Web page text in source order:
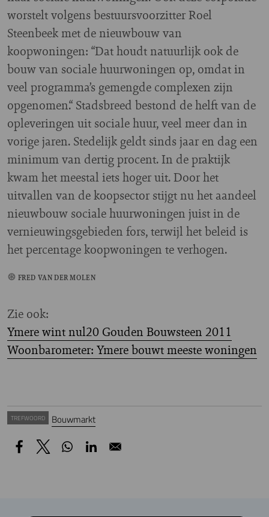
worstelt volgens bestuursvoorzitter Roel
Steenbeek met de nieuwbouw van
koopwoningen: “Dat houdt natuurlijk ook de
bouw van sociale huurwoningen op, omdat in
veel programma’s gemengde complexen zijn
opgenomen.“ Stadsbreed bestond de helft van de
opleveringen uit sociale huur, veel meer dan in
vorige jaren. Stedelijk geldt sinds jaar en dag een
minimum van dertig procent. In de praktijk
kwam het meestal iets hoger uit. Door het
uitvallen van de koopsector stijgt nu het aandeel
nieuwbouw sociale huurwoningen juist in de
vernieuwingsgebieden fors, terwijl het beleid is
het percentage koopwoningen te verhogen.
FRED VAN DER MOLEN
Zie ook:
Ymere wint nul20 Gouden Bouwsteen 2011
Woonbarometer: Ymere bouwt meeste woningen
TREFWOORD Bouwmarkt